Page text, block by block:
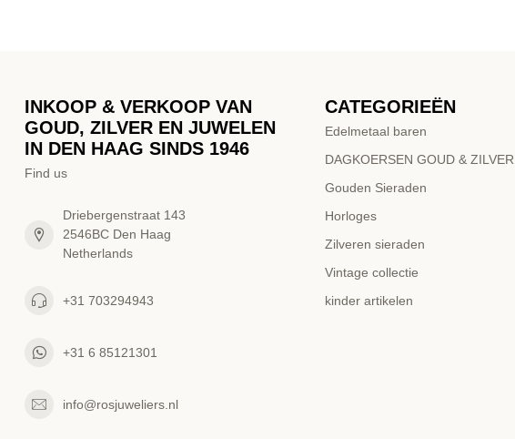
INKOOP & VERKOOP VAN
GOUD, ZILVER EN JUWELEN
IN DEN HAAG SINDS 1946
Find us
Driebergenstraat 143
2546BC Den Haag
Netherlands
+31 703294943
+31 6 85121301
info@rosjuweliers.nl
CATEGORIEËN
Edelmetaal baren
DAGKOERSEN GOUD & ZILVER
Gouden Sieraden
Horloges
Zilveren sieraden
Vintage collectie
kinder artikelen